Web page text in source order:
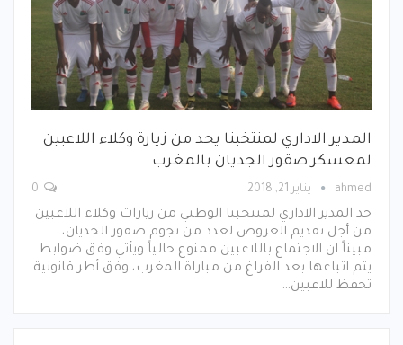
المدير الاداري لمنتخبنا يحد من زيارة وكلاء اللاعبين
لمعسكر صقور الجديان بالمغرب
ahmed يناير 21, 2018
حد المدير الاداري لمنتخبنا الوطني من زيارات وكلاء اللاعبين
من أجل تقديم العروض لعدد من نجوم صقور الجديان،
مبيناً ان الاجتماع باللاعبين ممنوع حالياً ويأتي وفق ضوابط
يتم اتباعها بعد الفراغ من مباراة المغرب، وفق أطر قانونية
تحفظ للاعبين…